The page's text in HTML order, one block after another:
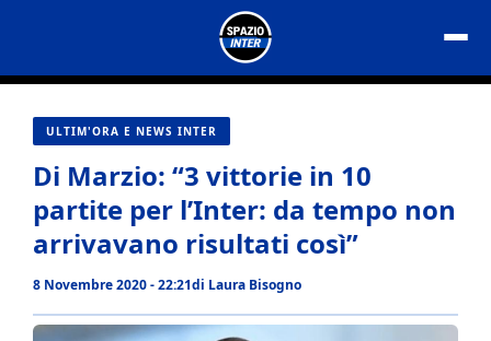
contenuto
ULTIM'ORA E NEWS INTER
Di Marzio: “3 vittorie in 10
partite per l’Inter: da tempo non
arrivavano risultati così”
8 Novembre 2020 - 22:21di Laura Bisogno